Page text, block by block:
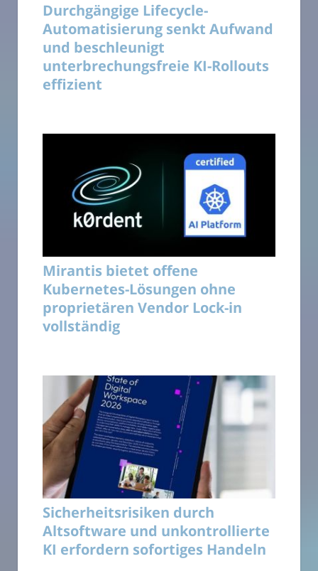
Durchgängige Lifecycle-
Automatisierung senkt Aufwand
und beschleunigt
unterbrechungsfreie KI-Rollouts
effizient
Mirantis bietet offene
Kubernetes-Lösungen ohne
proprietären Vendor Lock-in
vollständig
Sicherheitsrisiken durch
Altsoftware und unkontrollierte
KI erfordern sofortiges Handeln